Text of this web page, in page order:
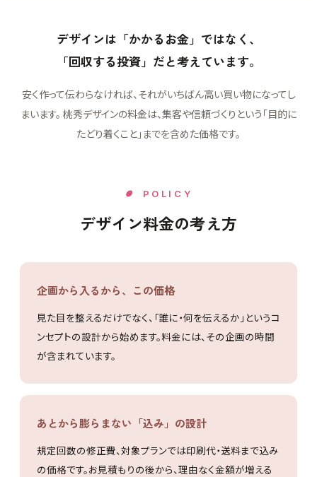
デザインは「かかるお金」ではなく、
「回収する投資」だと考えています。
安く作って伝わらなければ、それがいちばん高い買い物になってし
まいます。 桃秀デザインの料金は、集客や信頼づくりという「目的に
たどり着くこと」までを含めた価格です。
POLICY
デザイン料金の考え方
企画から入るから、この価格
見た目を整えるだけでなく、「誰に・何を伝えるか」というコ
ンセプトの設計から始めます。料金には、その企画の時間
が含まれています。
あとから膨らまない「込み」の設計
規定回数の修正費、対象プランでは印刷代・送料まで込み
の価格です。お見積もりの後から、理由なく金額が増える